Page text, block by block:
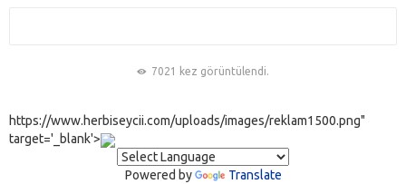
7021 kez görüntülendi.
https://www.herbiseycii.com/uploads/images/reklam1500.png"
target='_blank'>
Powered by Translate